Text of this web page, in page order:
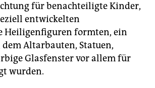
für benachteiligte Kinder,
entwickelten
Heiligenfiguren formten, ein
Altarbauten, Statuen,
Glasfenster vor allem für
wurden.